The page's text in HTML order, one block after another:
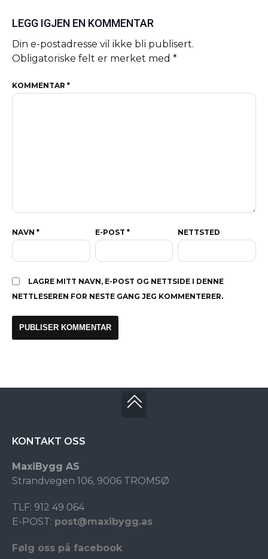
LEGG IGJEN EN KOMMENTAR
Din e-postadresse vil ikke bli publisert.
Obligatoriske felt er merket med *
KOMMENTAR *
NAVN * E-POST * NETTSTED
LAGRE MITT NAVN, E-POST OG NETTSIDE I DENNE
NETTLESEREN FOR NESTE GANG JEG KOMMENTERER.
KONTAKT OSS
MaxiBygg AS
Strandvegen 106, 9006 TROMSØ
TLF: 912 49 064
E-POST: post@maxibygg.as
Følg oss på facebook